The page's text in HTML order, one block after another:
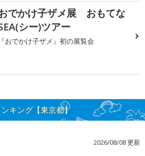
でかけ子ザメ展 おもてな
シー)ツアー
『おでかけ子ザメ』初の展覧会
キング【東京都】
2026/08/08 更新